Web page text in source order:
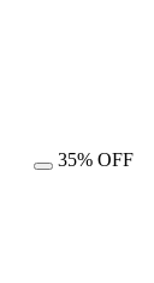
35% OFF